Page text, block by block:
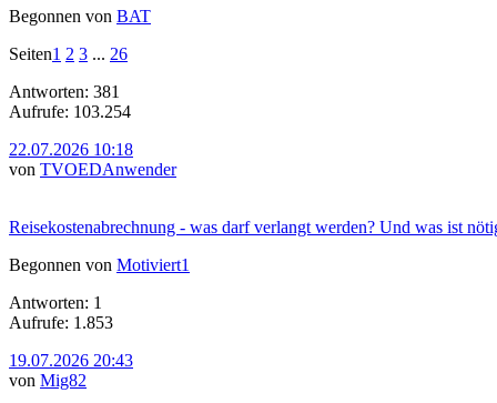
Begonnen von BAT
Seiten1 2 3 ... 26
Antworten: 381
Aufrufe: 103.254
22.07.2026 10:18
von TVOEDAnwender
Reisekostenabrechnung - was darf verlangt werden? Und was ist
Begonnen von Motiviert1
Antworten: 1
Aufrufe: 1.853
19.07.2026 20:43
von Mig82